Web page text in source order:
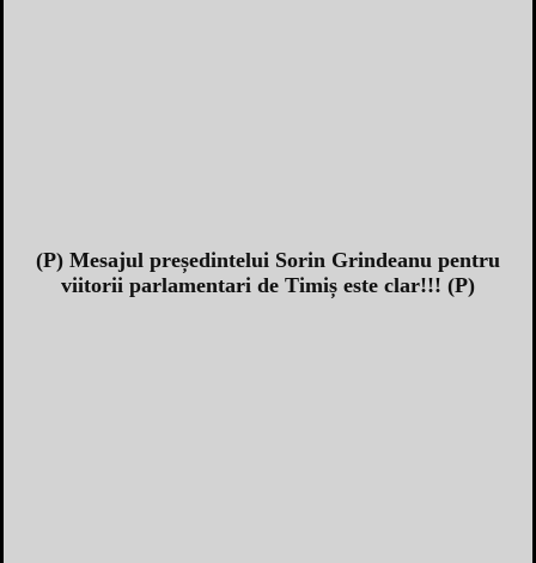
(P) Mesajul președintelui Sorin Grindeanu pentru
viitorii parlamentari de Timiș este clar!!! (P)